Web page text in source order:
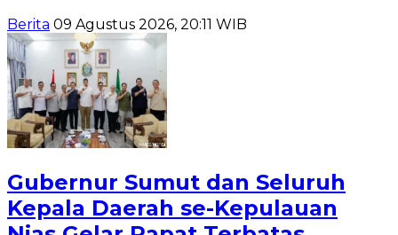
Berita 09 Agustus 2026, 20:11 WIB
Gubernur Sumut dan Seluruh
Kepala Daerah se-Kepulauan